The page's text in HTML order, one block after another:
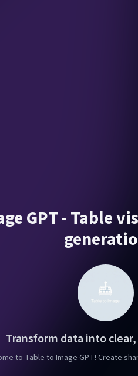
GPT - Table
Transform data into
to Table to Image GPT! Create